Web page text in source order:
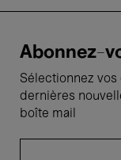
Abonnez-
Sélectionnez
dernières
boîte mail